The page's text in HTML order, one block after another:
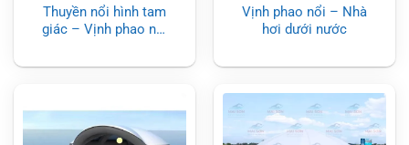
Thuyền nổi hình tam
giác – Vịnh phao nổi
Vịnh phao nổi – Nhà
hơi dưới nước